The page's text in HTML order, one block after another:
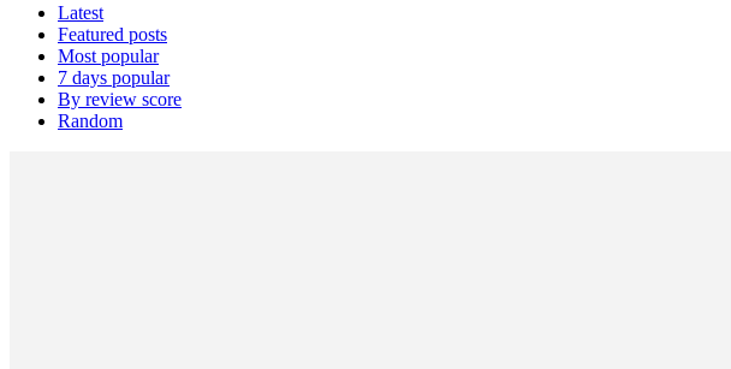
Latest
Featured posts
Most popular
7 days popular
By review score
Random